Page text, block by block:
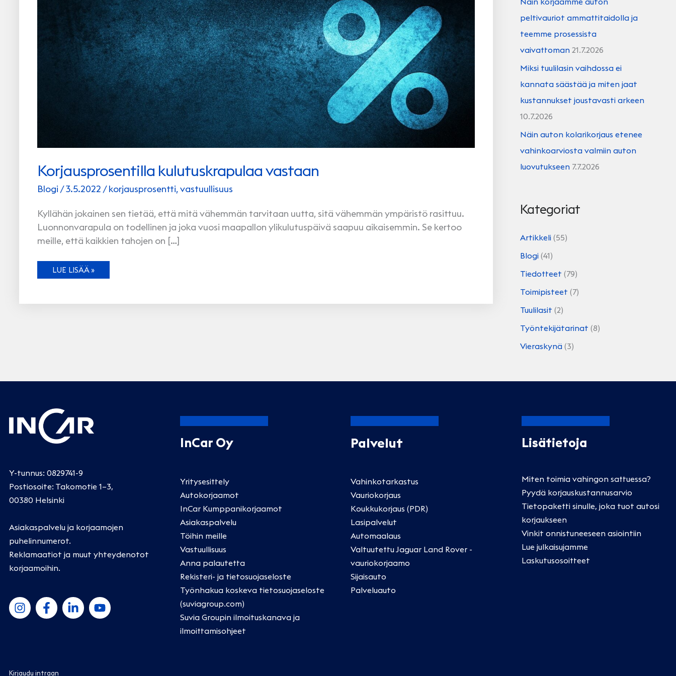
Korjausprosentilla kulutuskrapulaa vastaan
Blogi /3.5.2022 /korjausprosentti,vastuullisuus
Kyllähän jokainen sen tietää, että mitä vähemmän tarvitaan uutta, sitä vähemmän ympäristö rasittuu.
Luonnonvarapula on todellinen ja joka vuosi maapallon ylikulutuspäivä saapuu aikaisemmin. Se kertoo
meille, että kaikkien tahojen on […]
KORJAUSPROSENTILLA
KULUTUSKRAPULAA
LUE LISÄÄ »
peltivauriot ammattitaidolla ja
teemme prosessista
vaivattoman 21.7.2026
Miksi tuulilasin vaihdossa ei
kannata säästää ja miten jaat
kustannukset joustavasti arkeen
10.7.2026
Näin auton kolarikorjaus etenee
vahinkoarviosta valmiin auton
luovutukseen 7.7.2026
Kategoriat
Artikkeli (55)
Blogi (41)
Tiedotteet (79)
Toimipisteet (7)
Tuulilasit (2)
Työntekijätarinat (8)
Vieraskynä (3)
Y-tunnus: 0829741-9
Postiosoite: Takomotie 1–3,
00380 Helsinki
Asiakaspalvelu ja korjaamojen
puhelinnumerot.
Reklamaatiot ja muut yhteydenotot
korjaamoihin.
Kirjaudu intraan
InCar Oy
Yritysesittely
Autokorjaamot
InCar Kumppanikorjaamot
Asiakaspalvelu
Töihin meille
Vastuullisuus
Anna palautetta
Rekisteri- ja tietosuojaseloste
Työnhakua koskeva tietosuojaseloste
(suviagroup.com)
Suvia Groupin ilmoituskanava ja
ilmoittamisohjeet
Palvelut
Vahinkotarkastus
Vauriokorjaus
Koukkukorjaus (PDR)
Lasipalvelut
Automaalaus
Valtuutettu Jaguar Land Rover -
vauriokorjaamo
Sijaisauto
Palveluauto
Lisätietoja
Miten toimia vahingon sattuessa?
Pyydä korjauskustannusarvio
Tietopaketti sinulle, joka tuot autosi
korjaukseen
Vinkit onnistuneeseen asiointiin
Lue julkaisujamme
Laskutusosoitteet